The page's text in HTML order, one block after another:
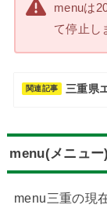
menuは
て停止し
関連記事 三重県
menu(メニュ
menu三重の現